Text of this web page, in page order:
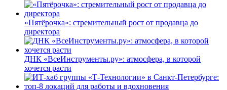
«Пятёрочка»: стремительный рост от продавца до
директора
ДНК «ВсеИнструменты.ру»: атмосфера, в которой
хочется расти